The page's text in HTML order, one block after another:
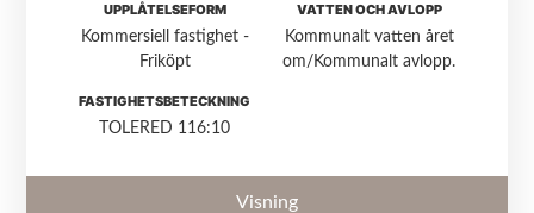
UPPLÅTELSEFORM
Kommersiell fastighet -
Friköpt
VATTEN OCH AVLOPP
Kommunalt vatten året
om/Kommunalt avlopp.
FASTIGHETSBETECKNING
TOLERED 116:10
Visning